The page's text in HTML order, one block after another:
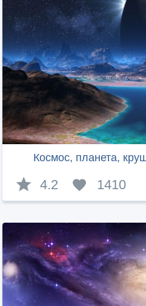
Космос, планета,
4.2 1410